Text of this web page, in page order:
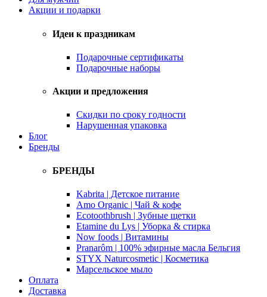
Акции и подарки
Идеи к праздникам
Подарочные сертификаты
Подарочные наборы
Акции и предложения
Скидки по сроку годности
Нарушенная упаковка
Блог
Бренды
БРЕНДЫ
Kabrita | Детское питание
Amo Organic | Чай & кофе
Ecotoothbrush | Зубные щетки
Etamine du Lys | Уборка & стирка
Now foods | Витамины
Pranarôm | 100% эфирные масла Бельгия
STYX Naturcosmetic | Косметика
Марсельское мыло
Оплата
Доставка